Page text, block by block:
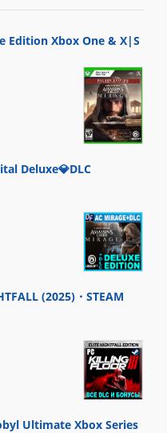
Edition Xbox One & X|S
Deluxe💎DLC
(2025)・STEAM
Ultimate Xbox Series